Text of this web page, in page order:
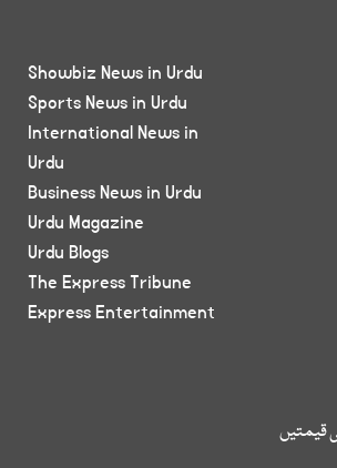
قیمتیں
Showbiz News in Urdu
Sports News in Urdu
International News in
Urdu
Business News in Urdu
Urdu Magazine
Urdu Blogs
The Express Tribune
Express Entertainment